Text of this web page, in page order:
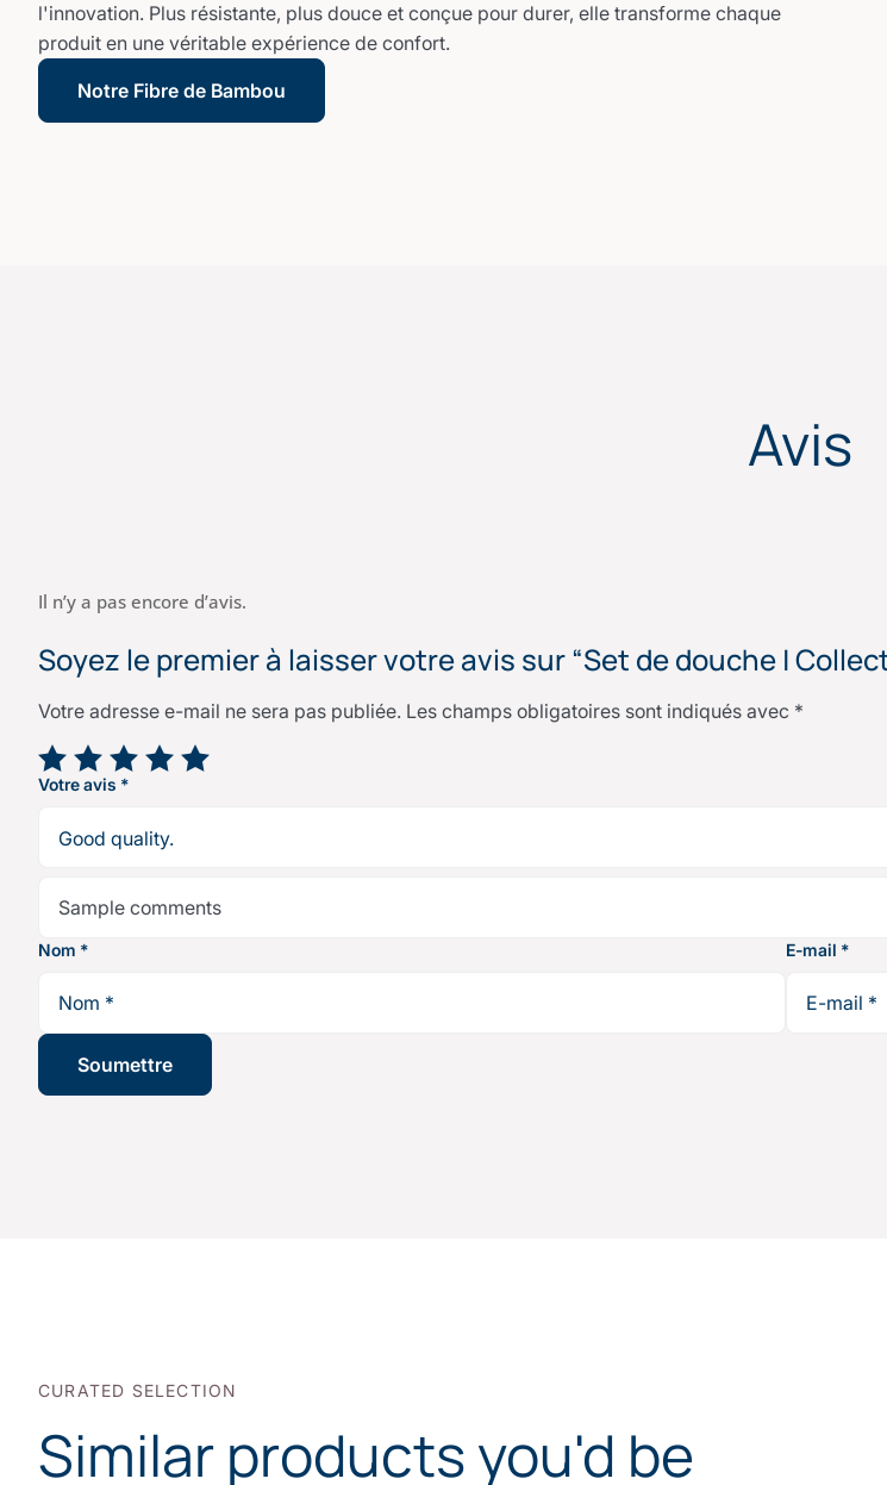
l'innovation. Plus résistante, plus douce et conçue pour durer, elle transforme chaque
produit en une véritable expérience de confort.
Notre Fibre de Bambou
Avis
Il n’y a pas encore d’avis.
Soyez le premier à laisser votre avis sur “Set de douche |
Votre adresse e-mail ne sera pas publiée. Les champs obligatoires sont indiqués avec *
Votre note*
Votre avis *
Nom * E-mail *
CURATED SELECTION
Similar products you'd be